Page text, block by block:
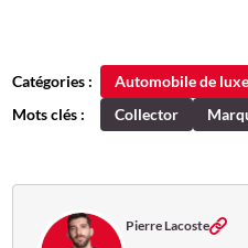
Catégories : Automobile de luxe
Mots clés :
Collector
Pierre Lacoste